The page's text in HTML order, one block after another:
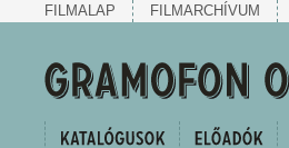
FILMALAP FILMARCHÍVUM